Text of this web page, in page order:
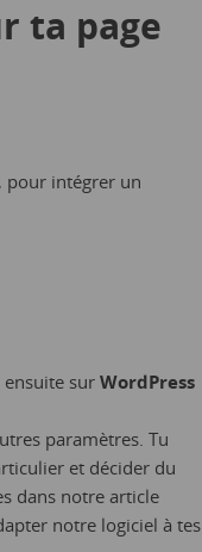
ta page
, pour intégrer un
sur WordPress
paramètres. Tu
et décider du
dans notre article
notre logiciel à tes